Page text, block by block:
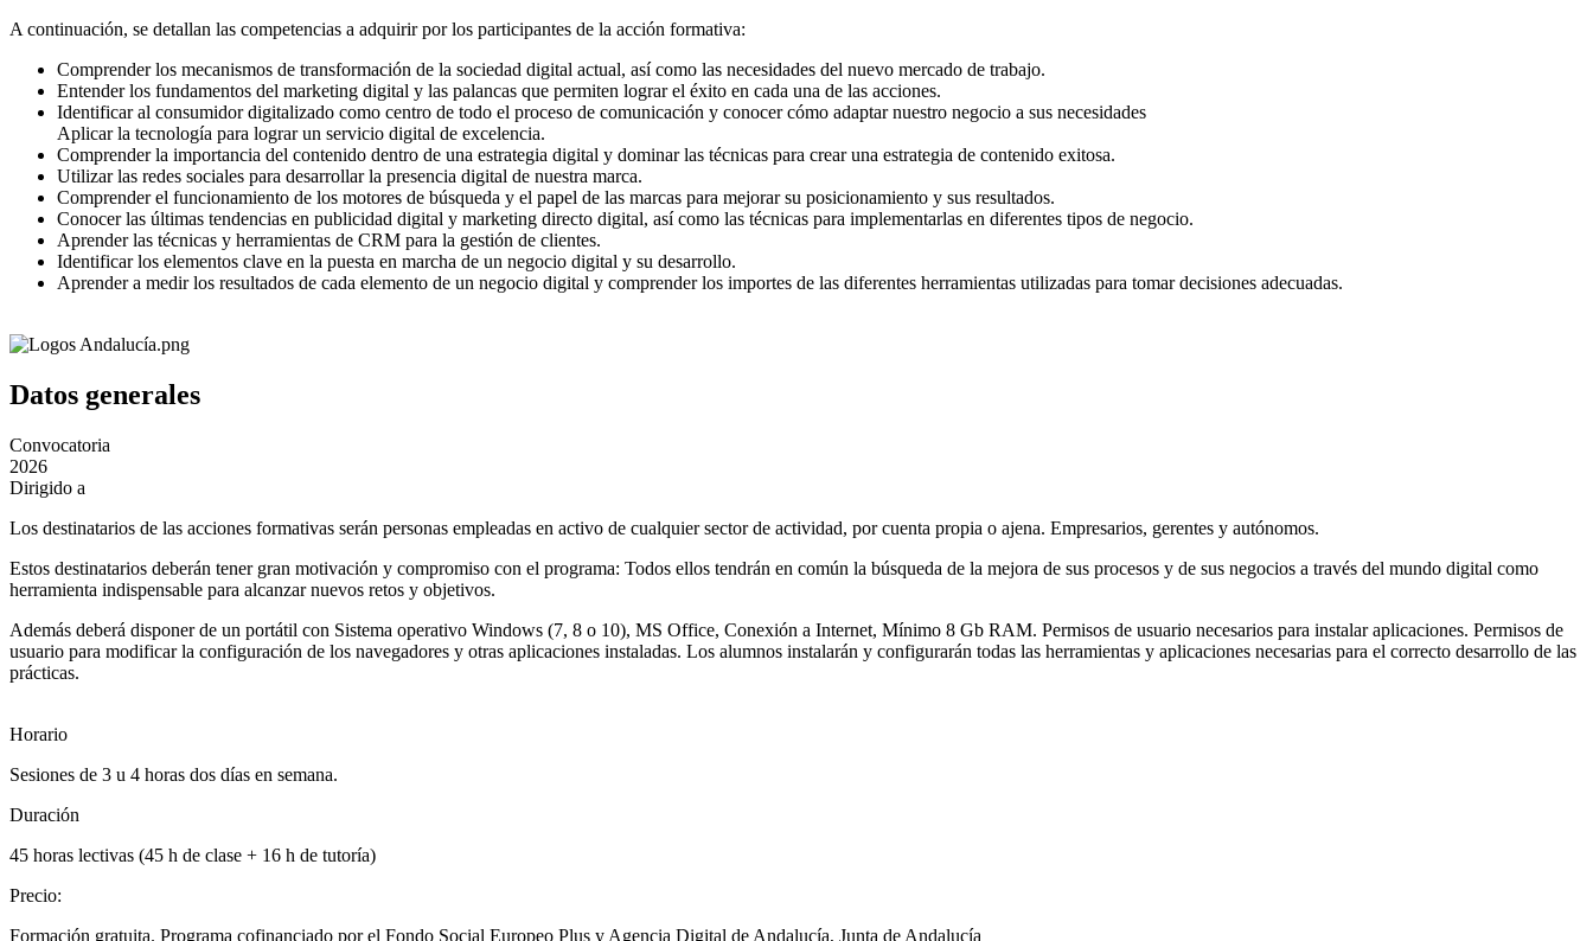
A continuación, se detallan las competencias a adquirir por los participantes de la acción formativa:
Comprender los mecanismos de transformación de la sociedad digital actual, así como las necesidades del nuevo mercado de trabajo.
Entender los fundamentos del marketing digital y las palancas que permiten lograr el éxito en cada una de las acciones.
Identificar al consumidor digitalizado como centro de todo el proceso de comunicación y conocer cómo adaptar nuestro negocio a sus necesidades
Aplicar la tecnología para lograr un servicio digital de excelencia.
Comprender la importancia del contenido dentro de una estrategia digital y dominar las técnicas para crear una estrategia de contenido exitosa.
Utilizar las redes sociales para desarrollar la presencia digital de nuestra marca.
Comprender el funcionamiento de los motores de búsqueda y el papel de las marcas para mejorar su posicionamiento y sus resultados.
Conocer las últimas tendencias en publicidad digital y marketing directo digital, así como las técnicas para implementarlas en diferentes tipos de negocio.
Aprender las técnicas y herramientas de CRM para la gestión de clientes.
Identificar los elementos clave en la puesta en marcha de un negocio digital y su desarrollo.
Aprender a medir los resultados de cada elemento de un negocio digital y comprender los importes de las diferentes herramientas utilizadas para tomar decisiones adecuadas.
Datos generales
Convocatoria
2026
Dirigido a
Los destinatarios de las acciones formativas serán personas empleadas en activo de cualquier sector de actividad, por cuenta propia o ajena. Empresarios, gerentes y autónomos.
Estos destinatarios deberán tener gran motivación y compromiso con el programa: Todos ellos tendrán en común la búsqueda de la mejora de sus procesos y de sus negocios a través del mundo digital como
herramienta indispensable para alcanzar nuevos retos y objetivos.
Además deberá disponer de un portátil con Sistema operativo Windows (7, 8 o 10), MS Office, Conexión a Internet, Mínimo 8 Gb RAM. Permisos de usuario necesarios para instalar aplicaciones. Permisos de
usuario para modificar la configuración de los navegadores y otras aplicaciones instaladas. Los alumnos instalarán y configurarán todas las herramientas y aplicaciones necesarias para el correcto desarrollo de las
prácticas.
Horario
Sesiones de 3 u 4 horas dos días en semana.
Duración
45 horas lectivas (45 h de clase + 16 h de tutoría)
Precio:
Formación gratuita. Programa cofinanciado por el Fondo Social Europeo Plus y Agencia Digital de Andalucía, Junta de Andalucía